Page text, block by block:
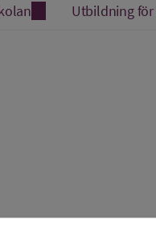
Utbildning för